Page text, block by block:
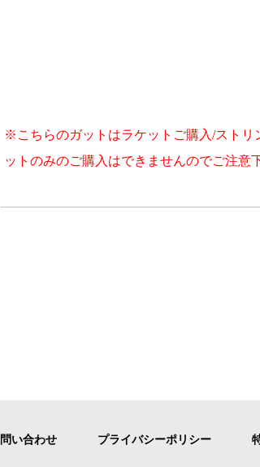
※こちらのガットはラケットご購入/ストリ
ットのみのご購入はできませんのでご注意
問い合わせ プライバシーポリシー